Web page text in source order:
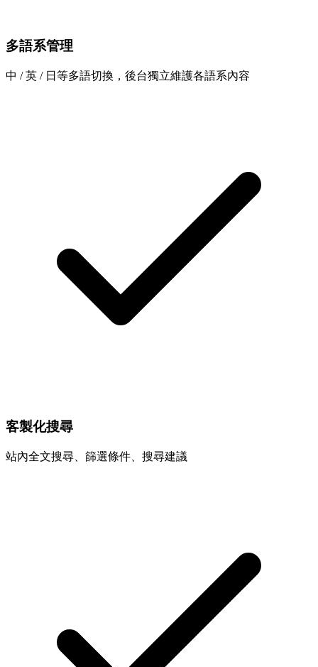
多語系管理
中 / 英 / 日等多語切換，後台獨立維護各語系內容
客製化搜尋
站內全文搜尋、篩選條件、搜尋建議